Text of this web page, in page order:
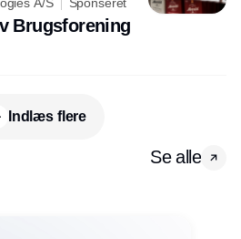
Brugsforening
Indlæs flere
Se alle